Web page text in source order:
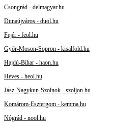
Csongrád - delmagyar.hu
Dunaújváros - duol.hu
Fejér - feol.hu
Győr-Moson-Sopron - kisalfold.hu
Hajdú-Bihar - haon.hu
Heves - heol.hu
Jász-Nagykun-Szolnok - szoljon.hu
Komárom-Esztergom - kemma.hu
Nógrád - nool.hu